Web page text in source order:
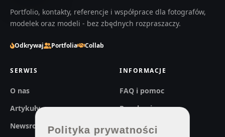
Portfolio, kontakty, referencje i współprace dla fotografów,
modelek oraz modeli - bez zbędnych rozpraszaczy.
Odkrywaj Portfolia Collab
SERWIS
O nas
Artykuły
Newsroom
INFORMACJE
FAQ i pomoc
Regulaminy
Prywatność
Polityka prywatności